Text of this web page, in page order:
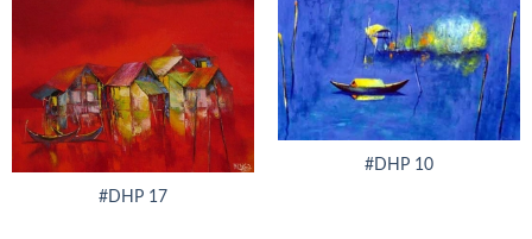
#DHP 17
#DHP 10